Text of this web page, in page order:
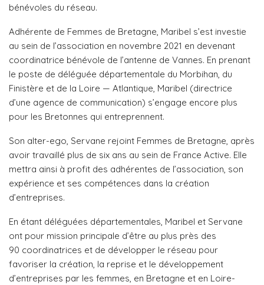
bénévoles du réseau.
Adhérente de Femmes de Bretagne, Maribel s’est investie
au sein de l’association en novembre 2021 en devenant
coordinatrice bénévole de l’antenne de Vannes. En prenant
le poste de déléguée départementale du Morbihan, du
Finistère et de la Loire — Atlantique, Maribel (directrice
d’une agence de communication) s’engage encore plus
pour les Bretonnes qui entreprennent.
Son alter-ego, Servane rejoint Femmes de Bretagne, après
avoir travaillé plus de six ans au sein de France Active. Elle
mettra ainsi à profit des adhérentes de l’association, son
expérience et ses compétences dans la création
d’entreprises.
En étant déléguées départementales, Maribel et Servane
ont pour mission principale d’être au plus près des
90 coordinatrices et de développer le réseau pour
favoriser la création, la reprise et le développement
d’entreprises par les femmes, en Bretagne et en Loire-